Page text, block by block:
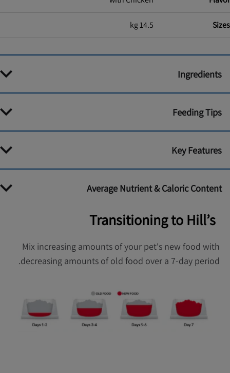
Sizes
14.5 kg
Ingredients
Feeding Tips
Key Features
Average Nutrient & Caloric Content
Transitioning to Hill’s
Mix increasing amounts of your pet's new food with
decreasing amounts of old food over a 7-day period.